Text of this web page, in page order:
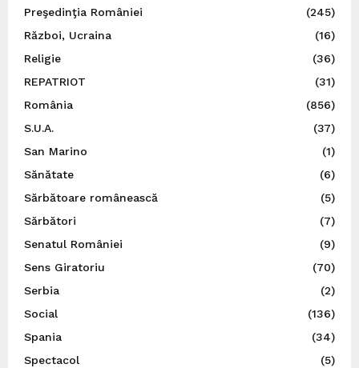
Preşedinţia României
(245)
Război, Ucraina
(16)
Religie
(36)
REPATRIOT
(31)
România
(856)
S.U.A.
(37)
San Marino
(1)
Sănătate
(6)
Sărbătoare românească
(5)
Sărbători
(7)
Senatul României
(9)
Sens Giratoriu
(70)
Serbia
(2)
Social
(136)
Spania
(34)
Spectacol
(5)